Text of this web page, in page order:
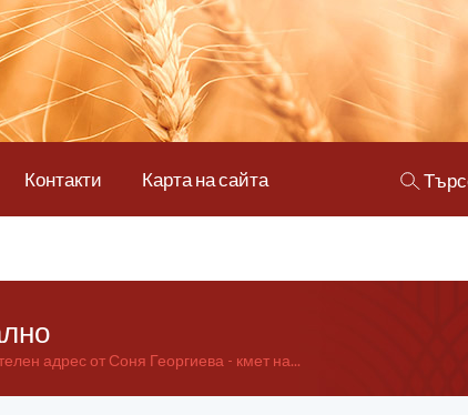
Контакти Карта на сайта
адрес от Соня Георгиева - кмет на...